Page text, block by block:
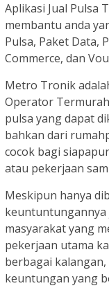
Aplikasi Jual Pulsa
membantu anda
Pulsa, Paket Data,
Commerce, dan
Metro Tronik
Operator
pulsa yang dapat
bahkan dari
cocok bagi
atau pekerjaan
Meskipun hanya
keuntuntungannya
masyarakat yang
pekerjaan utama
berbagai
keuntungan yang